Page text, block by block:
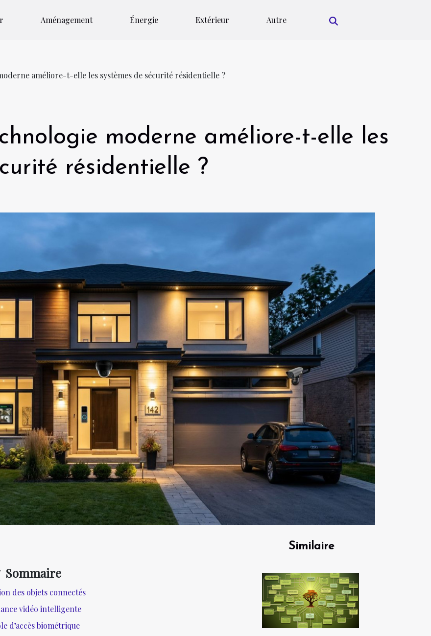
Aménagement Énergie Extérieur Autre
améliore-t-elle les systèmes de sécurité résidentielle ?
moderne améliore-t-elle les
résidentielle ?
Sommaire
des objets connectés
vidéo intelligente
d’accès biométrique
Similaire